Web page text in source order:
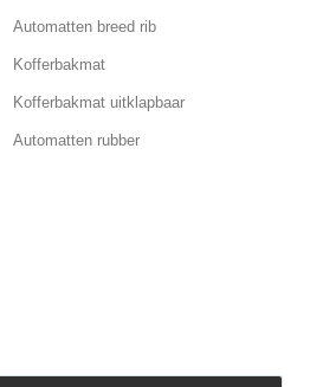
Automatten breed rib
Kofferbakmat
Kofferbakmat uitklapbaar
Automatten rubber